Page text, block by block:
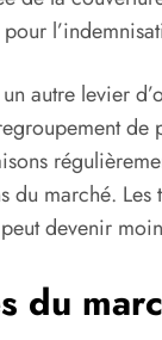
autre levier
de
marché.
devenir
du